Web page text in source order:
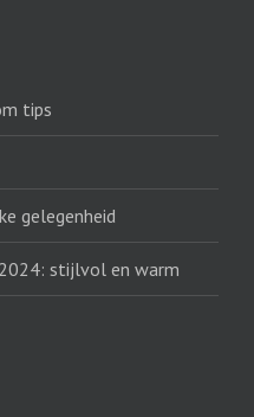
tips
gelegenheid
stijlvol en warm